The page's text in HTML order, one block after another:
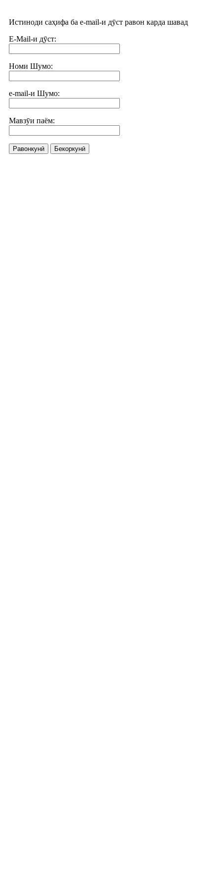
Истиноди саҳифа ба e-mail-и дӯст равон карда шавад
E-Mail-и дӯст:
Номи Шумо:
e-mail-и Шумо:
Мавзӯи паём:
Равонкунӣ Бекоркунӣ